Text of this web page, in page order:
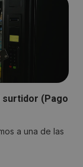
surtidor (Pago
a una de las